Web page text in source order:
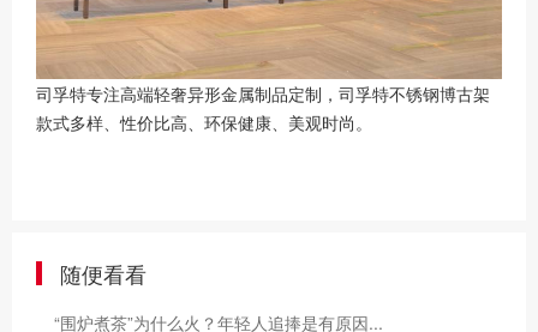
司孚特专注高端轻奢异形金属制品定制，司孚特不锈钢博古架
款式多样、性价比高、环保健康、美观时尚。
随便看看
“围炉煮茶”为什么火？年轻人追捧是有原因...